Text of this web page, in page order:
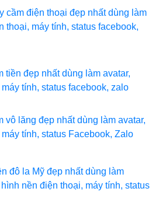
cầm điện thoại đẹp nhất dùng làm
thoại, máy tính, status facebook,
tiền đẹp nhất dùng làm avatar,
tính, status facebook, zalo
vô lăng đẹp nhất dùng làm avatar,
tính, status Facebook, Zalo
đô la Mỹ đẹp nhất dùng làm
nền điện thoại, máy tính, status